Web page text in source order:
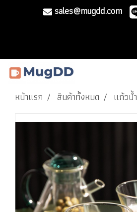
sales@mugdd.com
หน้าแรก สินค้าทั้งหมด แก้วน้ำ